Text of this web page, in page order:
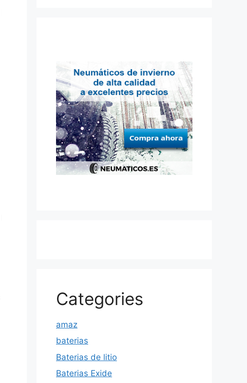
Categories
amaz
baterias
Baterias de litio
Baterias Exide